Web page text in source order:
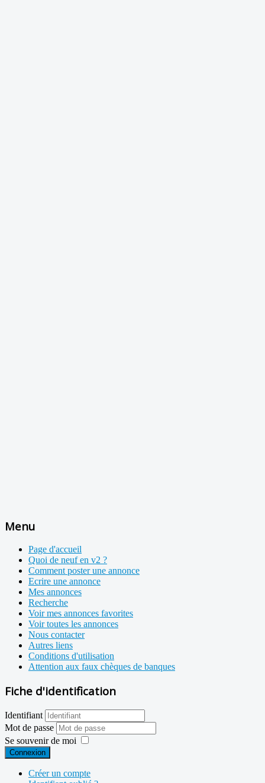
Menu
Page d'accueil
Quoi de neuf en v2 ?
Comment poster une annonce
Ecrire une annonce
Mes annonces
Recherche
Voir mes annonces favorites
Voir toutes les annonces
Nous contacter
Autres liens
Conditions d'utilisation
Attention aux faux chèques de banques
Fiche d'identification
Identifiant
Mot de passe
Se souvenir de moi
Connexion
Créer un compte